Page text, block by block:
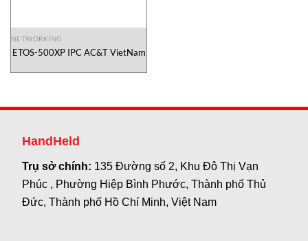
NETWORKING
ETOS-500XP IPC AC&T VietNam
HandHeld
Trụ sở chính: 135 Đường số 2, Khu Đô Thị Vạn
Phúc , Phường Hiệp Bình Phước, Thành phố Thủ
Đức, Thành phố Hồ Chí Minh, Việt Nam